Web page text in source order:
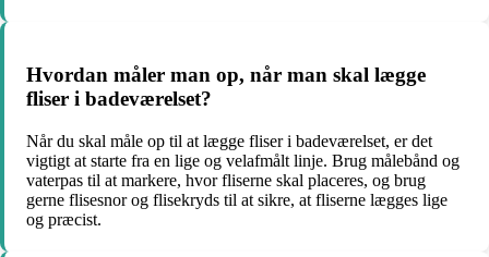
Hvordan måler man op, når man skal lægge
fliser i badeværelset?
Når du skal måle op til at lægge fliser i badeværelset, er det
vigtigt at starte fra en lige og velafmålt linje. Brug målebånd og
vaterpas til at markere, hvor fliserne skal placeres, og brug
gerne flisesnor og flisekryds til at sikre, at fliserne lægges lige
og præcist.